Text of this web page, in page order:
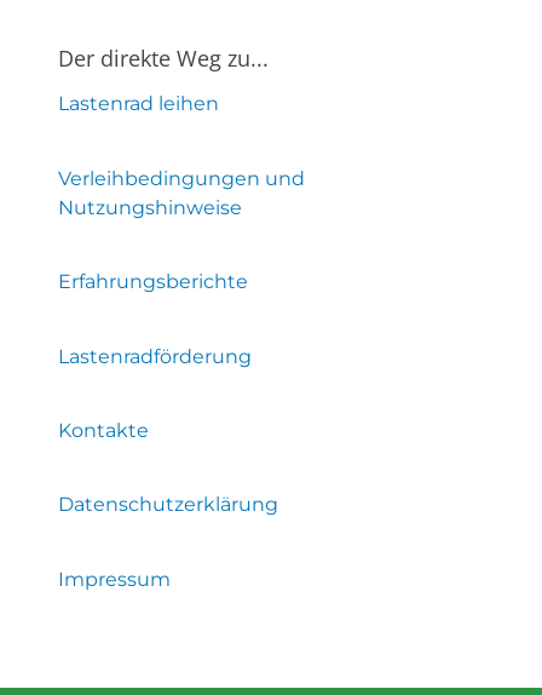
Der direkte Weg zu...
Lastenrad leihen
Verleihbedingungen und
Nutzungshinweise
Erfahrungsberichte
Lastenradförderung
Kontakte
Datenschutzerklärung
Impressum